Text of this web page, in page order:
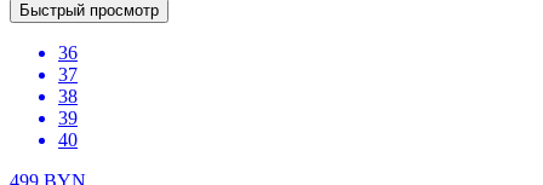
Быстрый просмотр
36
37
38
39
40
499 BYN